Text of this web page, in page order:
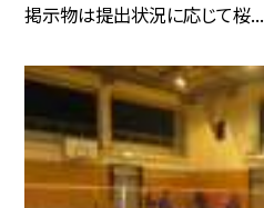
掲示物は提出状況に応じて桜...